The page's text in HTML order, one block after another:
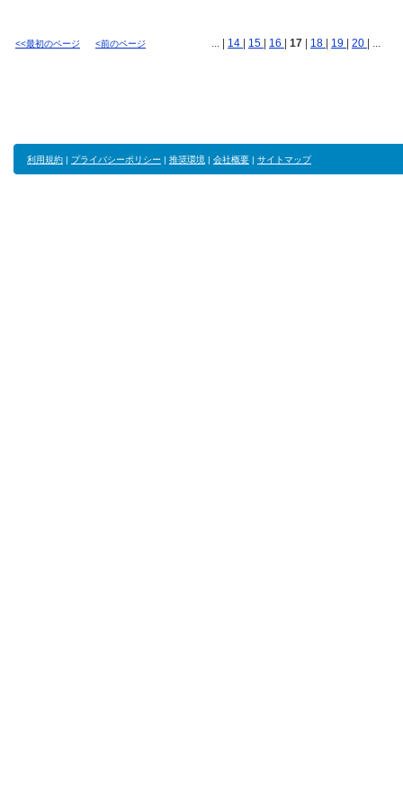
<<最初のページ <前のページ ... | 14 15 16 17 18 19 20 | ...
利用規約 | プライバシーポリシー | 推奨環境 | 会社概要 | サイトマップ